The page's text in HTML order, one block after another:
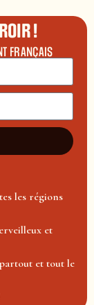
!
FRANÇAIS
les régions
et
et tout le